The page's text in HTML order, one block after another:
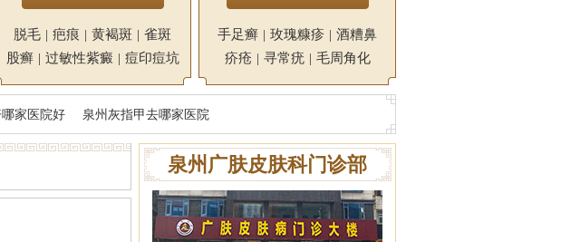
脱毛 | 疤痕 | 黄褐斑 | 雀斑
股癣 | 过敏性紫癜 | 痘印痘坑
手足癣 | 玫瑰糠疹 | 酒糟鼻
疥疮 | 寻常疣 | 毛周角化
家医院好 泉州灰指甲去哪家医院
泉州广肤皮肤科门诊部